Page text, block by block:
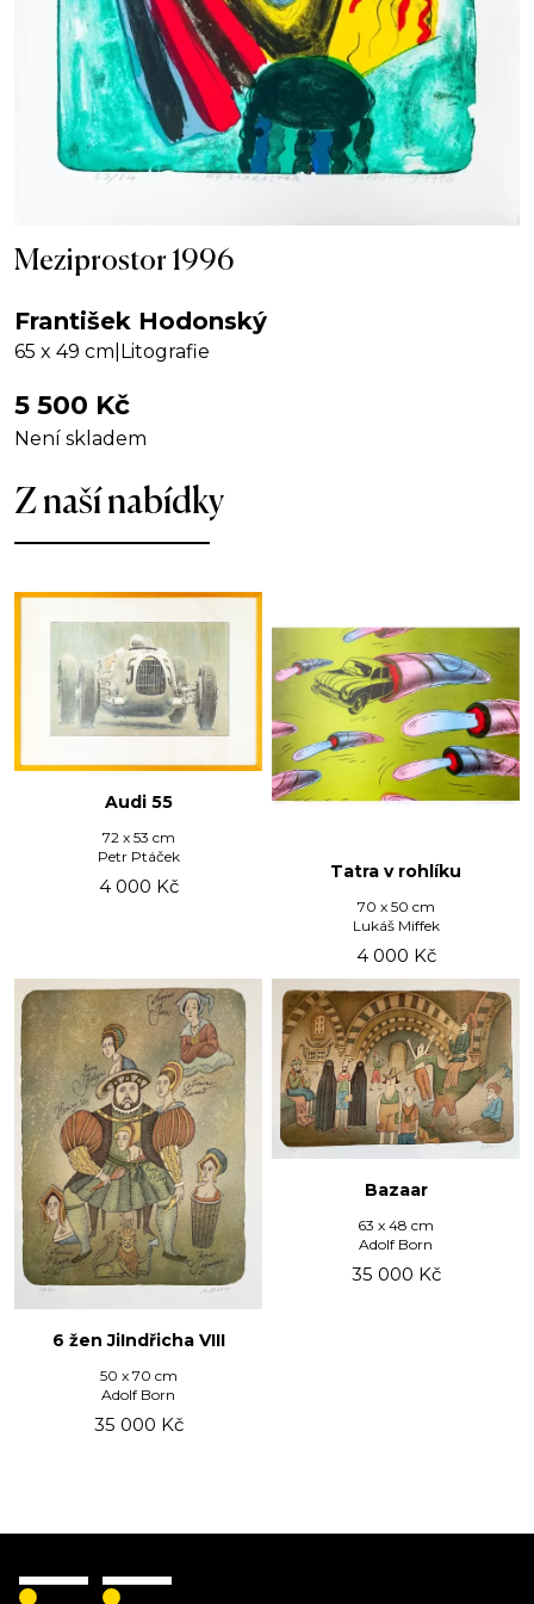
Meziprostor 1996
František Hodonský
65 x 49 cm Litografie
5 500 Kč
Není skladem
Z naší nabídky
Audi 55
72 x 53 cm
Petr Ptáček
4 000 Kč
Tatra v rohlíku
70 x 50 cm
Lukáš Miffek
4 000 Kč
6 žen JiIndřicha VIII
50 x 70 cm
Adolf Born
35 000 Kč
Bazaar
63 x 48 cm
Adolf Born
35 000 Kč